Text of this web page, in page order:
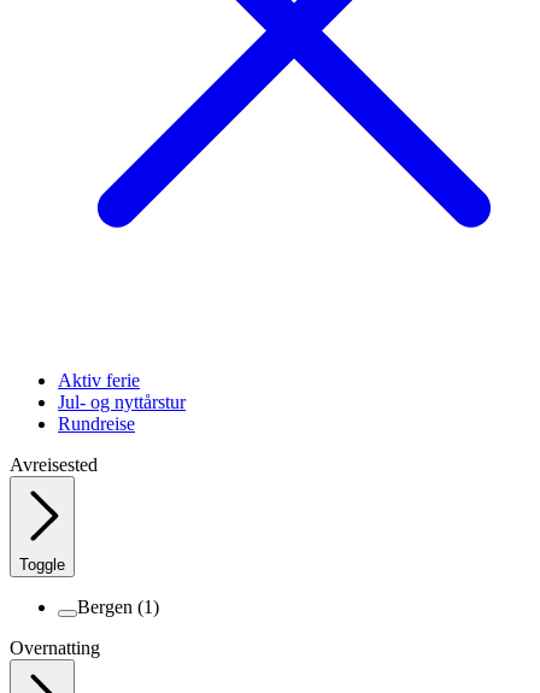
Aktiv ferie
Jul- og nyttårstur
Rundreise
Avreisested
Toggle
Bergen (1)
Overnatting